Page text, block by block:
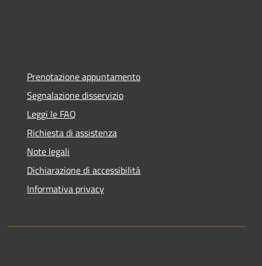
Prenotazione appuntamento
Segnalazione disservizio
Leggi le FAQ
Richiesta di assistenza
Note legali
Dichiarazione di accessibilità
Informativa privacy